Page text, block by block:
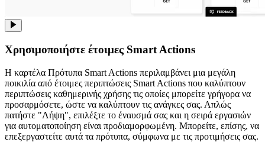
Χρησιμοποιήστε έτοιμες Smart Actions
Η καρτέλα Πρότυπα Smart Actions περιλαμβάνει μια μεγάλη
ποικιλία από έτοιμες περιπτώσεις Smart Actions που καλύπτουν
περιπτώσεις καθημερινής χρήσης τις οποίες μπορείτε γρήγορα να
προσαρμόσετε, ώστε να καλύπτουν τις ανάγκες σας. Απλώς
πατήστε "Λήψη", επιλέξτε το έναυσμά σας και η σειρά εργασιών
για αυτοματοποίηση είναι προδιαμορφωμένη. Μπορείτε, επίσης, να
επεξεργαστείτε αυτά τα πρότυπα, σύμφωνα με τις προτιμήσεις σας.